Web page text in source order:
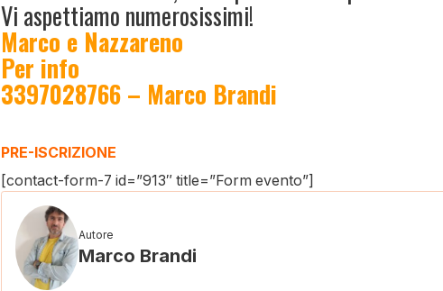
Vi aspettiamo numerosissimi!
Marco e Nazzareno
Per info
3397028766 – Marco Brandi
PRE-ISCRIZIONE
[contact-form-7 id=”913″ title=”Form evento”]
Autore
Marco Brandi